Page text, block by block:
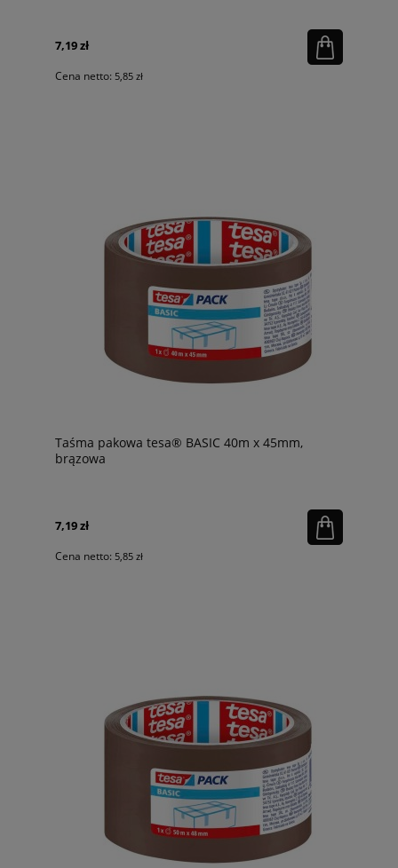
7,19 zł
Cena netto: 5,85 zł
Taśma pakowa tesa® BASIC 40m x 45mm,
brązowa
7,19 zł
Cena netto: 5,85 zł